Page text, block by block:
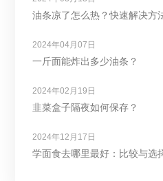
油条凉了怎么热？快速解决方
2024年04月07日
一斤面能炸出多少油条？
2024年02月19日
韭菜盒子隔夜如何保存？
2024年12月17日
学面食去哪里最好：比较与选